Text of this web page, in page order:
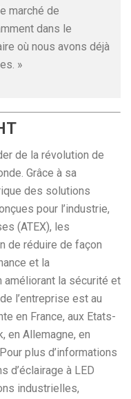
marché de
dans le
où nous avons déjà
»
de la révolution de
Grâce à sa
des solutions
pour l’industrie,
(ATEX), les
de réduire de façon
et la
améliorant la sécurité et
l’entreprise est au
en France, aux Etats-
en Allemagne, en
plus d’informations
d’éclairage à LED
industrielles,